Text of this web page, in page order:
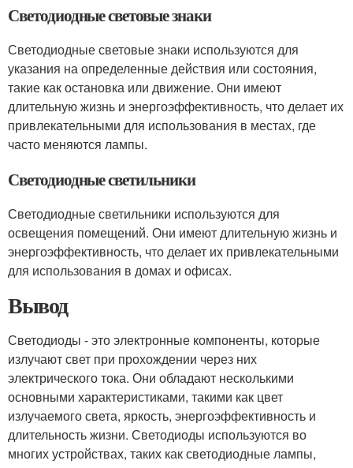
Светодиодные световые знаки
Светодиодные световые знаки используются для
указания на определенные действия или состояния,
такие как остановка или движение. Они имеют
длительную жизнь и энергоэффективность, что делает их
привлекательными для использования в местах, где
часто меняются лампы.
Светодиодные светильники
Светодиодные светильники используются для
освещения помещений. Они имеют длительную жизнь и
энергоэффективность, что делает их привлекательными
для использования в домах и офисах.
Вывод
Светодиоды - это электронные компоненты, которые
излучают свет при прохождении через них
электрического тока. Они обладают несколькими
основными характеристиками, такими как цвет
излучаемого света, яркость, энергоэффективность и
длительность жизни. Светодиоды используются во
многих устройствах, таких как светодиодные лампы,